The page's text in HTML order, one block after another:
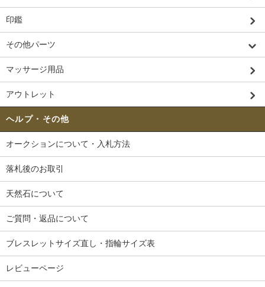
印鑑
その他パーツ
マッサージ用品
アウトレット
ヘルプ・その他
オークションについて・入札方法
落札後のお取引
天然石について
ご質問・返品について
ブレスレットサイズ直し・指輪サイズ表
レビューページ